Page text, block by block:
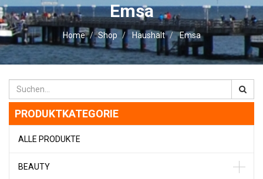
Emsa
Home Shop Haushalt Emsa
PRODUKTKATEGORIE
ALLE PRODUKTE
BEAUTY